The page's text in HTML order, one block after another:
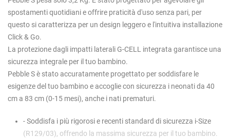
spostamenti quotidiani e offrire praticità d'uso senza pari, per
questo si caratterizza per un design leggero e l'intuitiva installazione
Click & Go.
La protezione dagli impatti laterali G-CELL integrata garantisce una
sicurezza integrale per il tuo bambino.
Pebble S è stato accuratamente progettato per soddisfare le
esigenze del tuo bambino e accoglie con sicurezza i neonati da 40
cm a 83 cm (0-15 mesi), anche i nati prematuri.
- Soddisfa i più rigorosi e recenti standard di sicurezza i-Size
(R129/03), offrendo la massima sicurezza per il tuo bambino.